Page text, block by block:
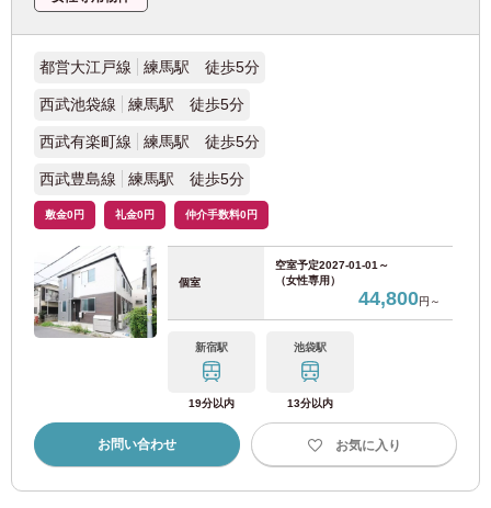
都営大江戸線 練馬駅 徒歩5分
西武池袋線 練馬駅 徒歩5分
西武有楽町線 練馬駅 徒歩5分
西武豊島線 練馬駅 徒歩5分
敷金0円 礼金0円 仲介手数料0円
個室
空室予定2027-01-01～
（女性専用）
44,800円～
新宿駅
19分以内
池袋駅
13分以内
お問い合わせ お気に入り